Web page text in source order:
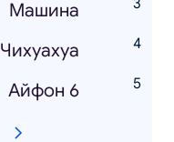
Машина
Чихуахуа
Айфон 6